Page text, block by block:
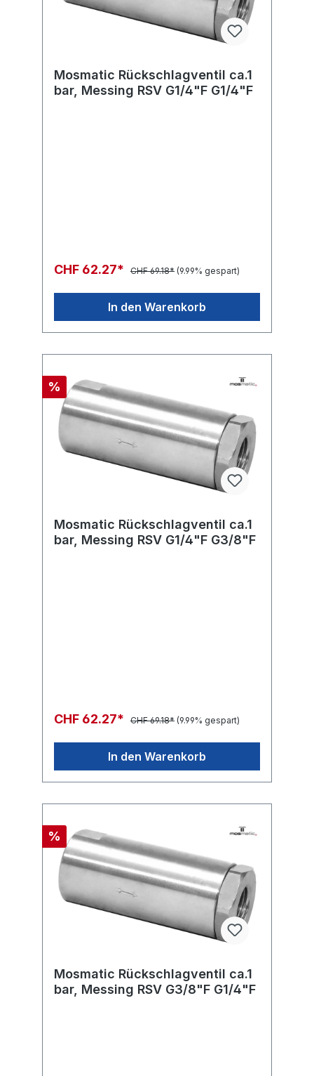
Mosmatic Rückschlagventil ca.1
bar, Messing RSV G1/4"F G1/4"F
CHF 62.27* CHF 69.18* (9.99% gespart)
In den Warenkorb
%
Mosmatic Rückschlagventil ca.1
bar, Messing RSV G1/4"F G3/8"F
CHF 62.27* CHF 69.18* (9.99% gespart)
In den Warenkorb
%
Mosmatic Rückschlagventil ca.1
bar, Messing RSV G3/8"F G1/4"F